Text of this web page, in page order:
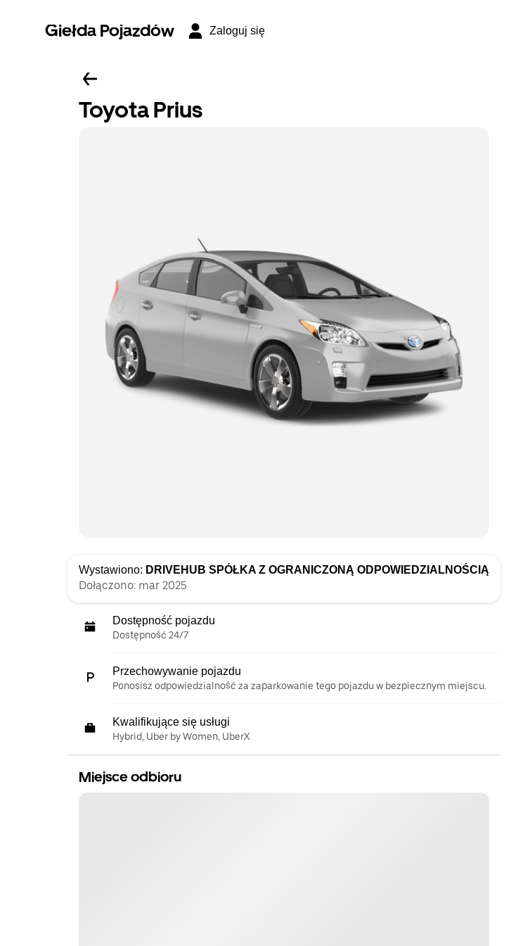
Giełda Pojazdów Zaloguj się
Toyota Prius
Wystawiono: DRIVEHUB SPÓŁKA Z OGRANICZONĄ ODPOWIEDZIALNOŚCIĄ
Dołączono: mar 2025
Dostępność pojazdu
Dostępność 24/7
Przechowywanie pojazdu
Ponosisz odpowiedzialność za zaparkowanie tego pojazdu w bezpiecznym miejscu.
Kwalifikujące się usługi
Hybrid, Uber by Women, UberX
Miejsce odbioru